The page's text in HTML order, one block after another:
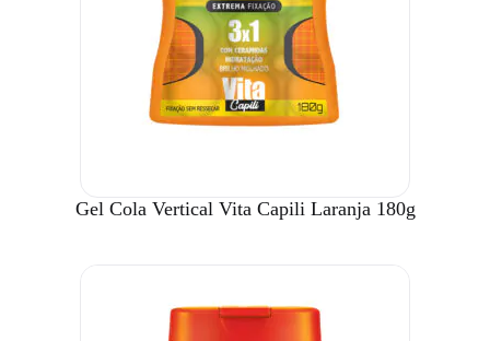
Gel Cola Vertical Vita Capili Laranja 180g